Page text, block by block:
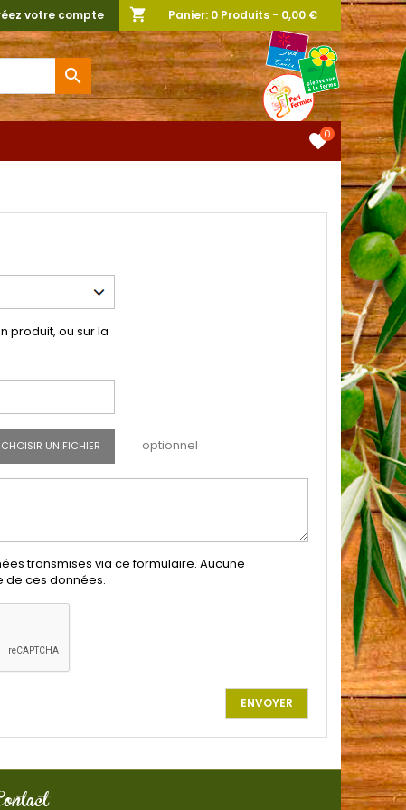
shopping_cart Panier: 0 Produits - 0,00 €
votre compte

favorite0
produit, ou sur la
CHOISIR UN FICHIER optionnel
transmises via ce formulaire. Aucune
de ces données.